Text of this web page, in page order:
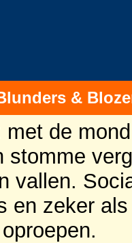
&
de
stomme
vallen.
en zeker